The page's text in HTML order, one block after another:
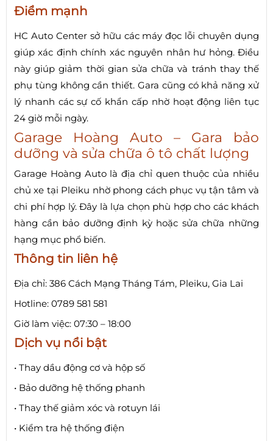
Điểm mạnh
HC Auto Center sở hữu các máy đọc lỗi chuyên dụng
giúp xác định chính xác nguyên nhân hư hỏng. Điều
này giúp giảm thời gian sửa chữa và tránh thay thế
phụ tùng không cần thiết. Gara cũng có khả năng xử
lý nhanh các sự cố khẩn cấp nhờ hoạt động liên tục
24 giờ mỗi ngày.
Garage Hoàng Auto – Gara bảo
dưỡng và sửa chữa ô tô chất lượng
Garage Hoàng Auto là địa chỉ quen thuộc của nhiều
chủ xe tại Pleiku nhờ phong cách phục vụ tận tâm và
chi phí hợp lý. Đây là lựa chọn phù hợp cho các khách
hàng cần bảo dưỡng định kỳ hoặc sửa chữa những
hạng mục phổ biến.
Thông tin liên hệ
Địa chỉ: 386 Cách Mạng Tháng Tám, Pleiku, Gia Lai
Hotline: 0789 581 581
Giờ làm việc: 07:30 – 18:00
Dịch vụ nổi bật
• Thay dầu động cơ và hộp số
• Bảo dưỡng hệ thống phanh
• Thay thế giảm xóc và rotuyn lái
• Kiểm tra hệ thống điện